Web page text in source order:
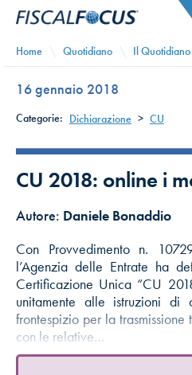
Home Quotidiano Il Quotidiano
16 gennaio 2018
Categorie: Dichiarazione > CU
CU 2018: online i
Autore: Daniele Bonaddio
Con Provvedimento n.
l’Agenzia delle Entrate ha
Certificazione Unica “CU
unitamente alle istruzioni di
frontespizio per la
con le relative…